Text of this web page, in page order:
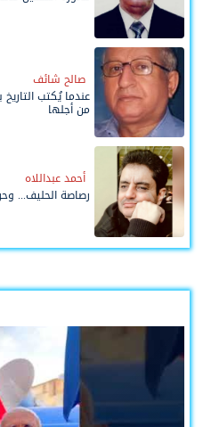
صالح شائف
عندما يُكتب
من أجلها
أحمد عبداللاه
رصاصة الحليف...